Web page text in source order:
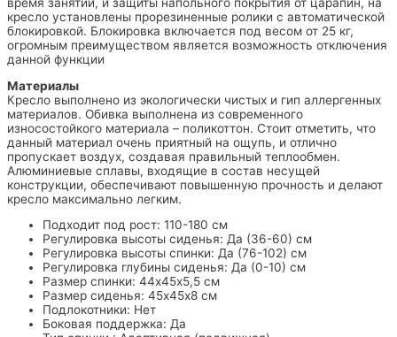
кресло установлены прорезиненные ролики с автоматической
блокировкой. Блокировка включается под весом от 25 кг,
огромным преимуществом является возможность отключения
данной функции
Материалы
Кресло выполнено из экологически чистых и гип аллергенных
материалов. Обивка выполнена из современного
износостойкого материала – поликоттон. Стоит отметить, что
данный материал очень приятный на ощупь, и отлично
пропускает воздух, создавая правильный теплообмен.
Алюминиевые сплавы, входящие в состав несущей
конструкции, обеспечивают повышенную прочность и делают
кресло максимально легким.
Подходит под рост: 110-180 см
Регулировка высоты сиденья: Да (36-60) см
Регулировка высоты спинки: Да (76-102) см
Регулировка глубины сиденья: Да (0-10) см
Размер спинки: 44х45х5,5 см
Размер сиденья: 45х45х8 см
Подлокотники: Нет
Боковая поддержка: Да